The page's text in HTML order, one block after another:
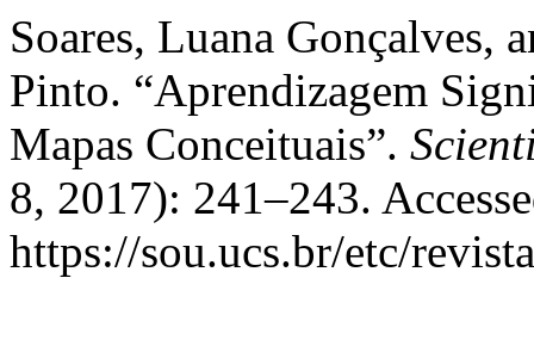
Soares, Luana Gonçalves,
Pinto. “Aprendizagem
Mapas Conceituais”.
8, 2017): 241–243.
https://sou.ucs.br/etc/